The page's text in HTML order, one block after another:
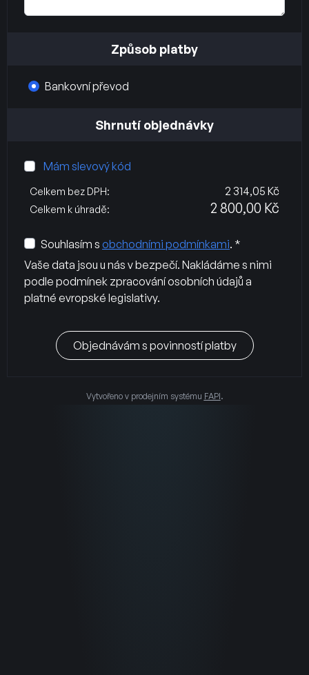
Způsob platby
Bankovní převod
Shrnutí objednávky
Mám slevový kód
Celkem bez DPH: 2 314,05 Kč
Celkem k úhradě: 2 800,00 Kč
Souhlasím s obchodními podmínkami. *
Vaše data jsou u nás v bezpečí. Nakládáme s nimi
podle podmínek zpracování osobních údajů a
platné evropské legislativy.
Objednávám s povinností platby
Vytvořeno v prodejním systému FAPI.